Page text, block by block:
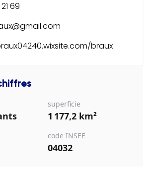
69
braux
superficie
1 177,2 km²
code INSEE
04032